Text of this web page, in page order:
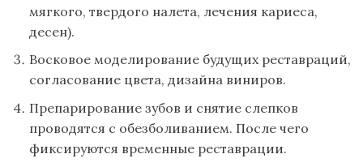
мягкого, твердого налета, лечения кариеса,
десен).
Восковое моделирование будущих реставраций,
согласование цвета, дизайна виниров.
Препарирование зубов и снятие слепков
проводятся с обезболиванием. После чего
фиксируются временные реставрации.